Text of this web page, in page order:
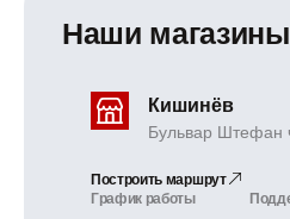
Наши магазины
Кишинёв
Бульвар
Построить маршрут
График работы